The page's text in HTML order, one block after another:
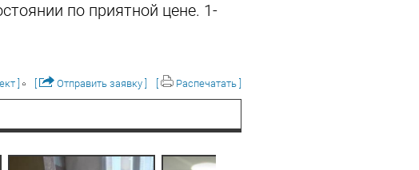
по приятной цене. 1-
] Отправить заявку ] Распечатать ]